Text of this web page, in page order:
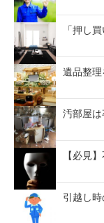
「押し
遺品整
汚部屋
【必見
引越し